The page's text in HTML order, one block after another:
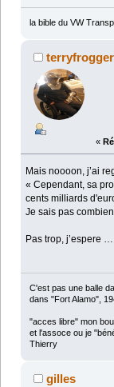
la bible du VW
terryfrogger
«
Mais noooon, j’ai
« Cependant, sa
cents milliards
Je sais pas
Pas trop, j’espere
C'est pas une balle
dans "Fort Alamo",
"acces libre" mon
et l'assoce ou je
Thierry
gilles